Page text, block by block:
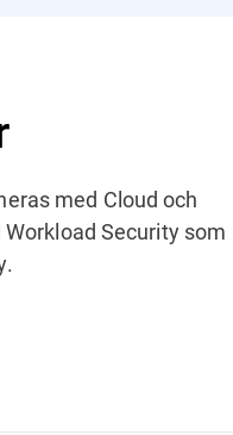
med Cloud och
Security som